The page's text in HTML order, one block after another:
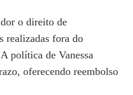
o direito de
realizadas fora do
política de Vanessa
oferecendo reembolso